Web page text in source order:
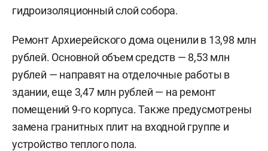
гидроизоляционный слой собора.
Ремонт Архиерейского дома оценили в 13,98 млн
рублей. Основной объем средств — 8,53 млн
рублей — направят на отделочные работы в
здании, еще 3,47 млн рублей — на ремонт
помещений 9-го корпуса. Также предусмотрены
замена гранитных плит на входной группе и
устройство теплого пола.